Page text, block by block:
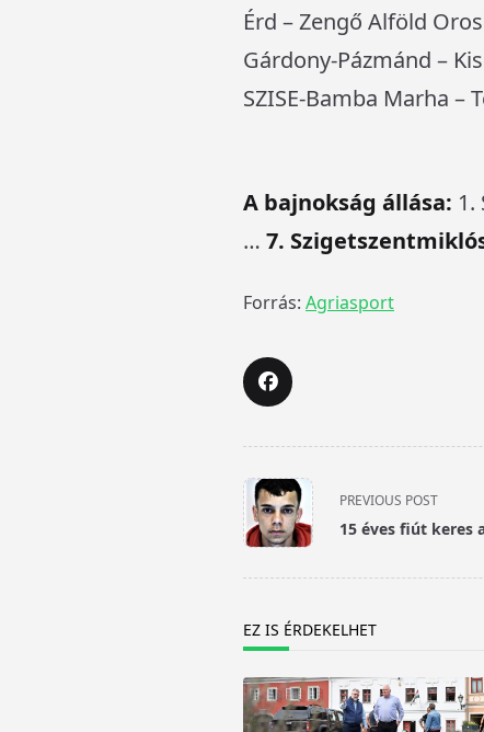
Érd – Zengő Alföld
Gárdony-Pázmánd –
SZISE-Bamba Marha –
A bajnokság állása: 1.
… 7.
Forrás: Agriasport
<span
class="nav-
subtitle
text">Page</span>
PREVIOUS POST
15 éves fiút keres
EZ IS ÉRDEKELHET